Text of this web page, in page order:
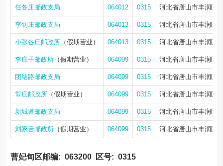
任各庄邮政支局 064012 0315 河北省唐山市丰润区
李钊庄邮政支局 064013 0315 河北省唐山市丰润区
小张各庄邮政所 （假期营业） 064013 0315 河北省唐山市丰润区
李庄子邮政所 （假期营业） 064099 0315 河北省唐山市丰润区
团结路邮政支局 064099 0315 河北省唐山市丰润区
常庄邮政所 （假期营业） 064099 0315 河北省唐山市丰润区
新城道邮政支局 064099 0315 河北省唐山市丰润区
刘家营邮政所 （假期营业） 064099 0315 河北省唐山市丰润区
曹妃甸区邮编: 063200 区号: 0315